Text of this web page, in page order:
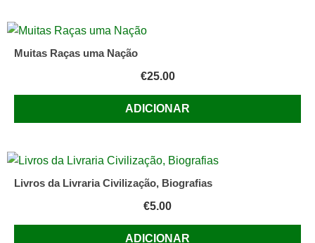
Muitas Raças uma Nação
€25.00
ADICIONAR
Livros da Livraria Civilização, Biografias
€5.00
ADICIONAR